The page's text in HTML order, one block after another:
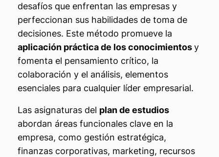
desafíos que enfrentan las empresas y
perfeccionan sus habilidades de toma de
decisiones. Este método promueve la
aplicación práctica de los conocimientosy
fomenta el pensamiento crítico, la
colaboración y el análisis, elementos
esenciales para cualquier líder empresarial.
Las asignaturas del plan de estudios
abordan áreas funcionales clave en la
empresa, como gestión estratégica,
finanzas corporativas, marketing, recursos